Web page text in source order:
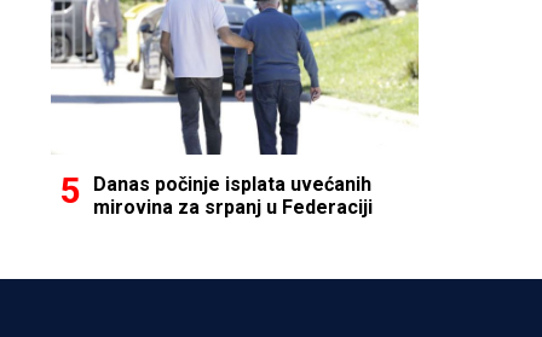
Danas počinje isplata uvećanih
mirovina za srpanj u Federaciji